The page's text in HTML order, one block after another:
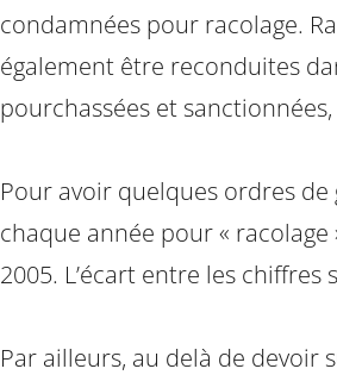
condamnées pour racolage.
également être reconduites
pourchassées et
Pour avoir quelques ordres
chaque année pour «
2005. L’écart entre les
Par ailleurs, au delà de devoir